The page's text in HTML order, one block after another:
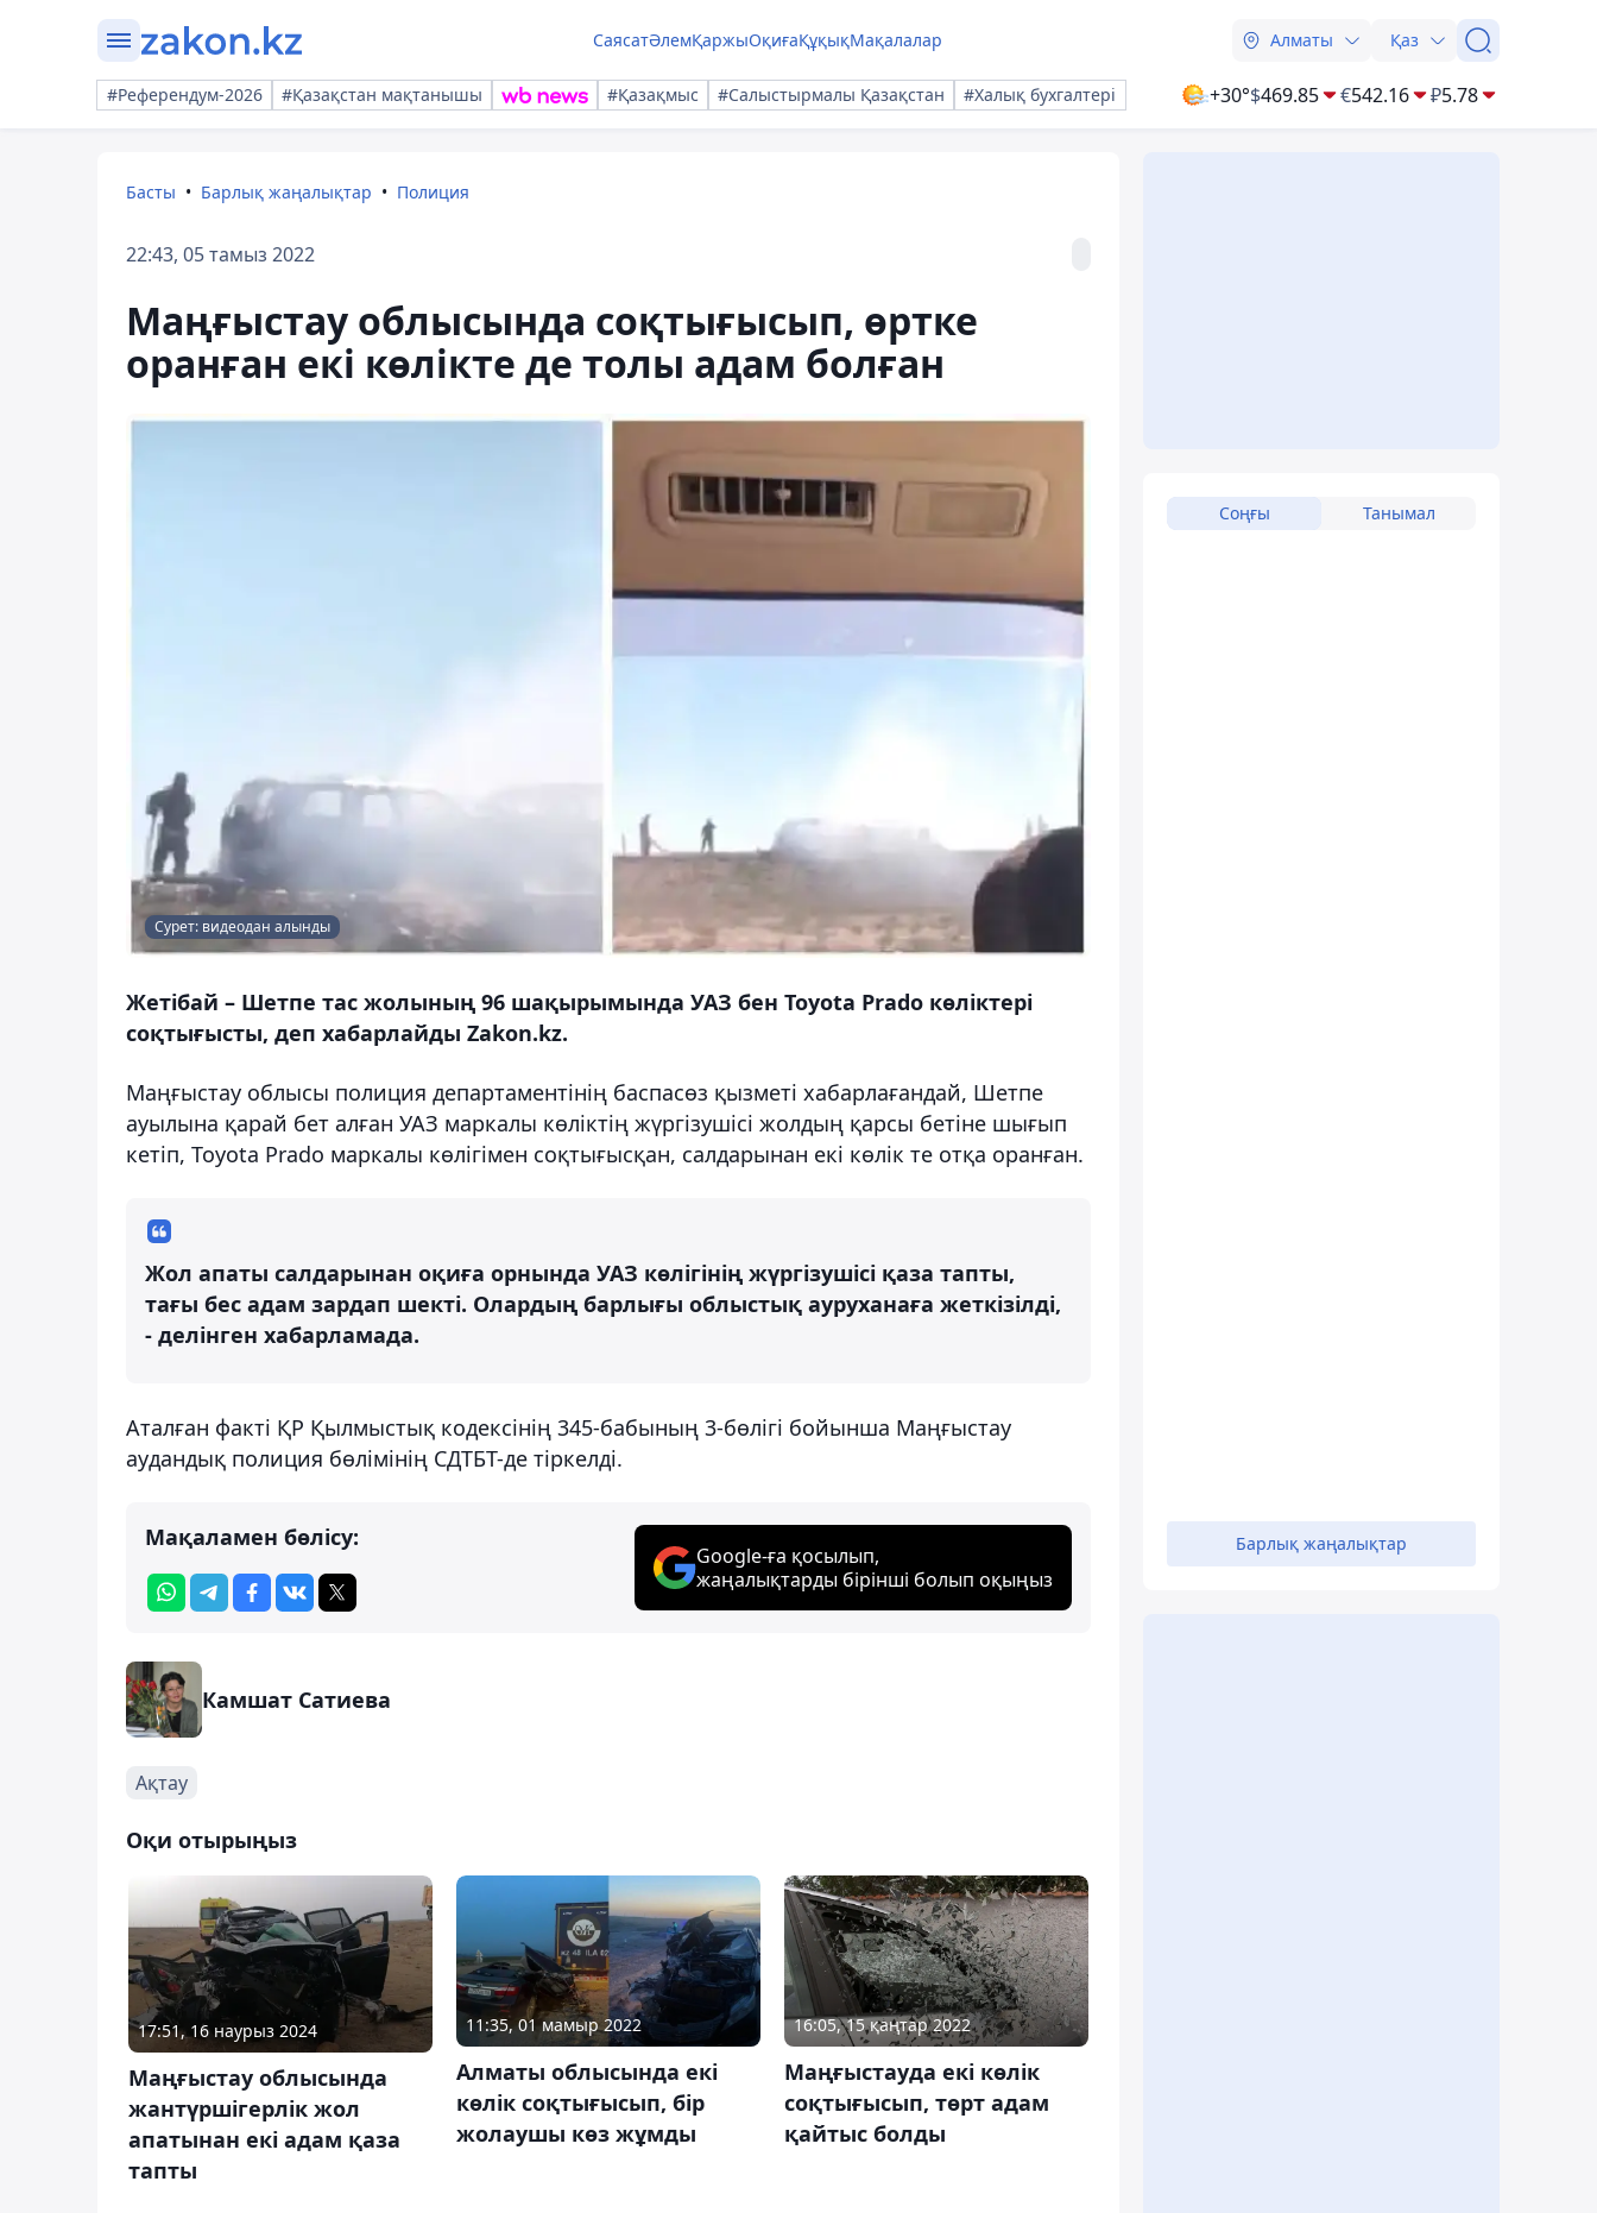
СаясатӘлемҚаржыОқиғаҚұқықМақалалар Алматы Қаз
#Референдум-2026 #Қазақстан мақтанышы #Қазақмыс #Салыстырмалы Қазақстан #Халық бухгалтері +30°$469.85 €542.16 ₽5.78
Басты Барлық жаңалықтар Полиция
22:43, 05 тамыз 2022
Маңғыстау облысында соқтығысып, өртке
оранған екі көлікте де толы адам болған
Сурет: видеодан алынды
Жетібай – Шетпе тас жолының 96 шақырымында УАЗ бен Toyota Prado көліктері
соқтығысты, деп хабарлайды Zakon.kz.
Маңғыстау облысы полиция департаментінің баспасөз қызметі хабарлағандай, Шетпе
ауылына қарай бет алған УАЗ маркалы көліктің жүргізушісі жолдың қарсы бетіне шығып
кетіп, Toyota Prado маркалы көлігімен соқтығысқан, салдарынан екі көлік те отқа оранған.
Жол апаты салдарынан оқиға орнында УАЗ көлігінің жүргізушісі қаза тапты,
тағы бес адам зардап шекті. Олардың барлығы облыстық ауруханаға жеткізілді,
- делінген хабарламада.
Аталған факті ҚР Қылмыстық кодексінің 345-бабының 3-бөлігі бойынша Маңғыстау
аудандық полиция бөлімінің СДТБТ-де тіркелді.
Мақаламен бөлісу:
Google-ға қосылып,
жаңалықтарды бірінші болып оқыңыз
Камшат Сатиева
Ақтау
Оқи отырыңыз
17:51, 16 наурыз 2024
Маңғыстау облысында
жантүршігерлік жол
апатынан екі адам қаза
тапты
11:35, 01 мамыр 2022
Алматы облысында екі
көлік соқтығысып, бір
жолаушы көз жұмды
16:05, 15 қаңтар 2022
Маңғыстауда екі көлік
соқтығысып, төрт адам
қайтыс болды
Соңғы Танымал
Барлық жаңалықтар